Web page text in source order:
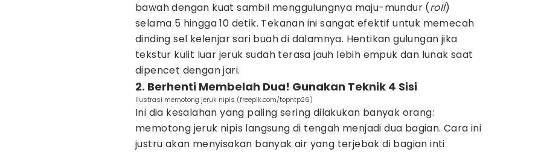
bawah dengan kuat sambil menggulungnya maju-mundur (roll)
selama 5 hingga 10 detik. Tekanan ini sangat efektif untuk memecah
dinding sel kelenjar sari buah di dalamnya. Hentikan gulungan jika
tekstur kulit luar jeruk sudah terasa jauh lebih empuk dan lunak saat
dipencet dengan jari.
2. Berhenti Membelah Dua! Gunakan Teknik 4 Sisi
Ilustrasi memotong jeruk nipis (freepik.com/topntp26)
Ini dia kesalahan yang paling sering dilakukan banyak orang:
memotong jeruk nipis langsung di tengah menjadi dua bagian. Cara ini
justru akan menyisakan banyak air yang terjebak di bagian inti